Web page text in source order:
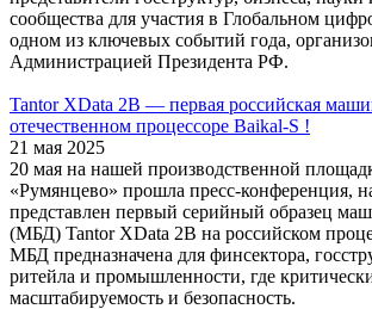
сообщества для участия в Глобальном
одном из ключевых событий года,
Администрацией Президента РФ.
Tantor XData 2В — первая российская
отечественном процессоре Baikal-S !
21 мая 2025
20 мая на нашей производственной
«Румянцево» прошла пресс-конференция,
представлен первый серийный образец
(МБД) Tantor XData 2B на российском
МБД предназначена для финсектора,
ритейла и промышленности, где
масштабируемость и безопасность.